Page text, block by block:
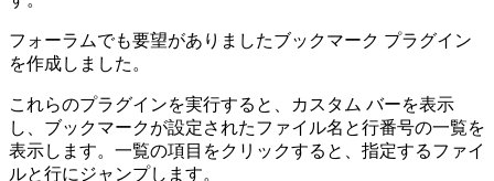
フォーラムでも要望がありましたブックマーク プラグイン
を作成しました。
これらのプラグインを実行すると、カスタム バーを表示
し、ブックマークが設定されたファイル名と行番号の一覧を
表示します。一覧の項目をクリックすると、指定するファイ
ルと行にジャンプします。